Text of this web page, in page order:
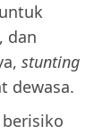
dan
stunting
dewasa.